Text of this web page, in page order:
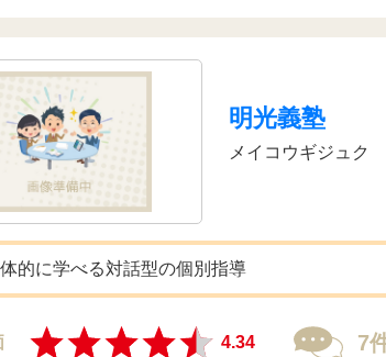
明光義塾
メイコウギジュク
的に学べる対話型の個別指導
4.34 7